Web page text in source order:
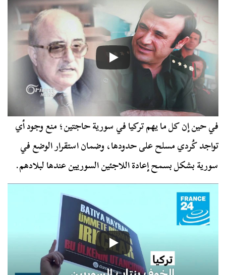
في حين إن كل ما يهم تركيا في سورية حاجتين؛ منع وجود أي
تواجد كُردي مسلح على حدودها، وضمان استقرار الوضع في
سورية بشكل بسمح إعادة اللاجئين السوريين عندها لبلادهم.